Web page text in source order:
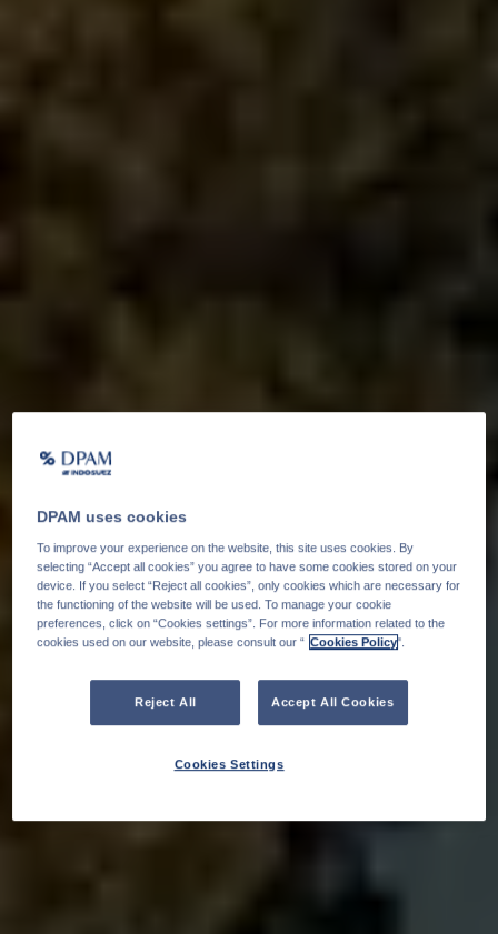
DPAM uses cookies
To improve your experience on the website, this site uses cookies. By
selecting “Accept all cookies” you agree to have some cookies stored on your
device. If you select “Reject all cookies”, only cookies which are necessary for
the functioning of the website will be used. To manage your cookie
preferences, click on “Cookies settings”. For more information related to the
cookies used on our website, please consult our “ Cookies Policy".
Reject All Accept All Cookies
Cookies Settings